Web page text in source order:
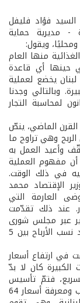
السيد فؤاد فليفل
- مديرية حماية
ويقول:
منها العام
في حينها أي قاعدة
يخضع لعملية
وبالتالي وجدنا
لمحاسبة التجار
الماضي، ينصّ
وهي تراوح ما
توقّف وأعيد العمل به
مفهوم العملية
في ذلك الوقت.
وزير الإقتصاد محمد
العارمة التي
عند ذلك تقدّمت
عبر مجلس شورى
الدولة، الذي أعاد تعليق العمل بالقرار الذي يحدّد نسب الأرباح بين 5
في ارتفاع أسعار
الكبيرة كان لا بدّ
فتمّ تأسيس
وحدة مراقبة الأسعار، التي تعمل يوميًا على طلب ومعرفة أسعار 64